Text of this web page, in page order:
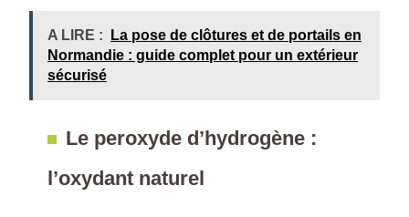
A LIRE :
La pose de clôtures et de portails en
Normandie : guide complet pour un extérieur
sécurisé
Le peroxyde d’hydrogène :
l’oxydant naturel